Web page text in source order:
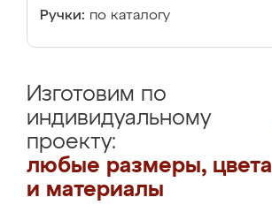
Ручки: по каталогу
Изготовим по
индивидуальному
проекту:
любые размеры, цвета
и материалы